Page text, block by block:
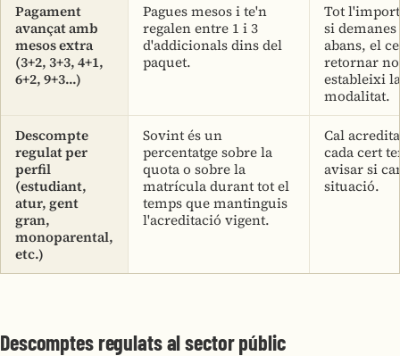
Pagament
avançat amb
mesos extra
(3+2, 3+3, 4+1,
6+2, 9+3...)
Pagues mesos i te'n
regalen entre 1 i 3
d'addicionals dins del
paquet.
Tot
si
abans, el
retornar
estableixi la
modalitat.
Descompte
regulat per
perfil
(estudiant,
atur, gent
gran,
monoparental,
etc.)
Sovint és un
percentatge sobre la
quota o sobre la
matrícula durant tot el
temps que mantinguis
l'acreditació vigent.
Cal
cada cert
avisar si
situació.
Descomptes regulats al sector públic